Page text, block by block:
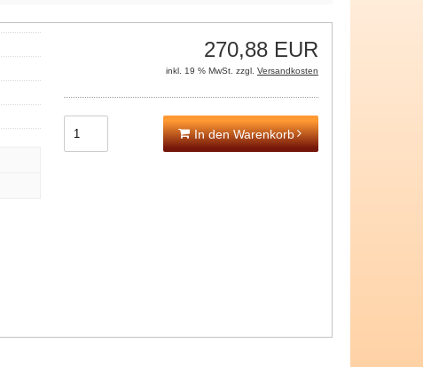
270,88 EUR
inkl. 19 % MwSt. zzgl. Versandkosten
In den Warenkorb